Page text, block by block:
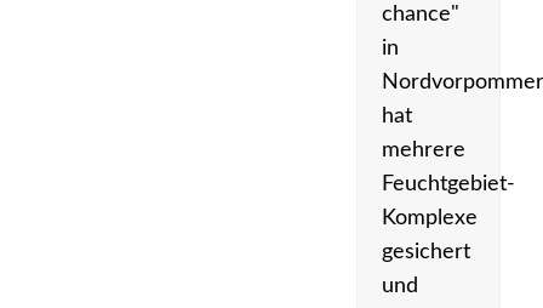
chance"
in
hat
mehrere
Feuchtgebiet-
Komplexe
gesichert
und